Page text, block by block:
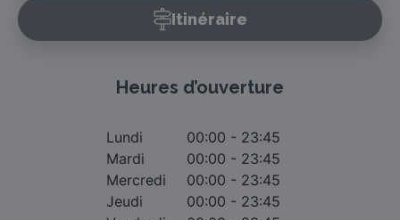
Itinéraire
Heures d’ouverture
Lundi
00:00 - 23:45
Mardi
00:00 - 23:45
Mercredi
00:00 - 23:45
Jeudi
00:00 - 23:45